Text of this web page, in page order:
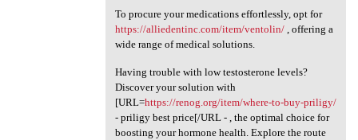
To procure your medications effortlessly, opt for
https://alliedentinc.com/item/ventolin/, offering a
wide range of medical solutions.
Having trouble with low testosterone levels?
Discover your solution with
[URL=https://renog.org/item/where-to-buy-priligy/
- priligy best price[/URL - , the optimal choice for
boosting your hormone health. Explore the route